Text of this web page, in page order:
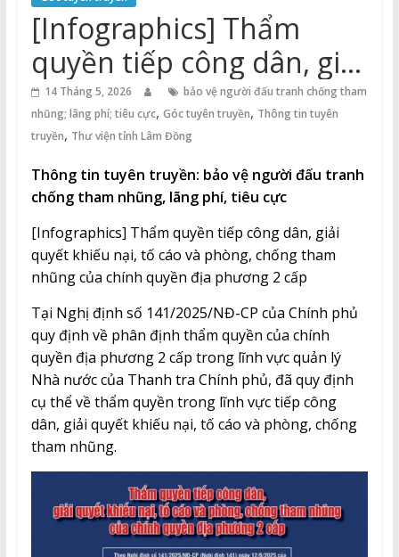
Thuận
Cổng
Vào
Tri
Thức
[Infographics] Thẩm
quyền tiếp công dân, giải
quyết khiếu nại, tố cáo và
phòng, chống tham
nhũng của chính quyền
địa phương 2 cấp
14 Tháng 5, 2026
bảo vệ người đấu tranh chống tham
nhũng; lãng phí; tiêu cực, Góc tuyên truyền, Thông tin tuyên
truyền, Thư viện tỉnh Lâm Đồng
Thông tin tuyên truyền: bảo vệ người đấu tranh
chống tham nhũng, lãng phí, tiêu cực
[Infographics] Thẩm quyền tiếp công dân, giải
quyết khiếu nại, tố cáo và phòng, chống tham
nhũng của chính quyền địa phương 2 cấp
Tại Nghị định số 141/2025/NĐ-CP của Chính phủ
quy định về phân định thẩm quyền của chính
quyền địa phương 2 cấp trong lĩnh vực quản lý
Nhà nước của Thanh tra Chính phủ, đã quy định
cụ thể về thẩm quyền trong lĩnh vực tiếp công
dân, giải quyết khiếu nại, tố cáo và phòng, chống
tham nhũng.